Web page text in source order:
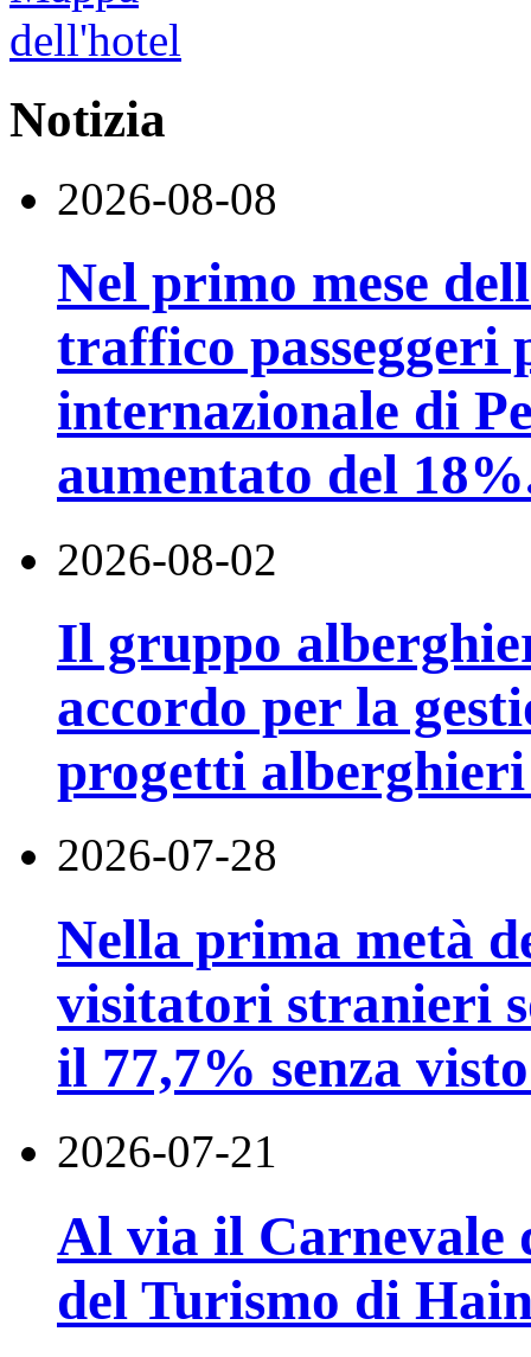
Notizia
2026-08-08
Nel primo mese
traffico passeggeri
internazionale di
aumentato del
2026-08-02
Il gruppo
accordo per la
progetti
2026-07-28
Nella prima metà
visitatori stranieri
il 77,7% senza
2026-07-21
Al via il Carnevale
del Turismo di